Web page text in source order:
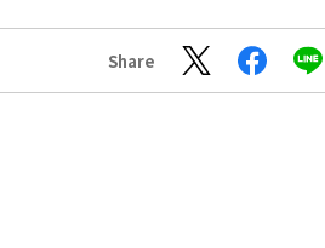
Share